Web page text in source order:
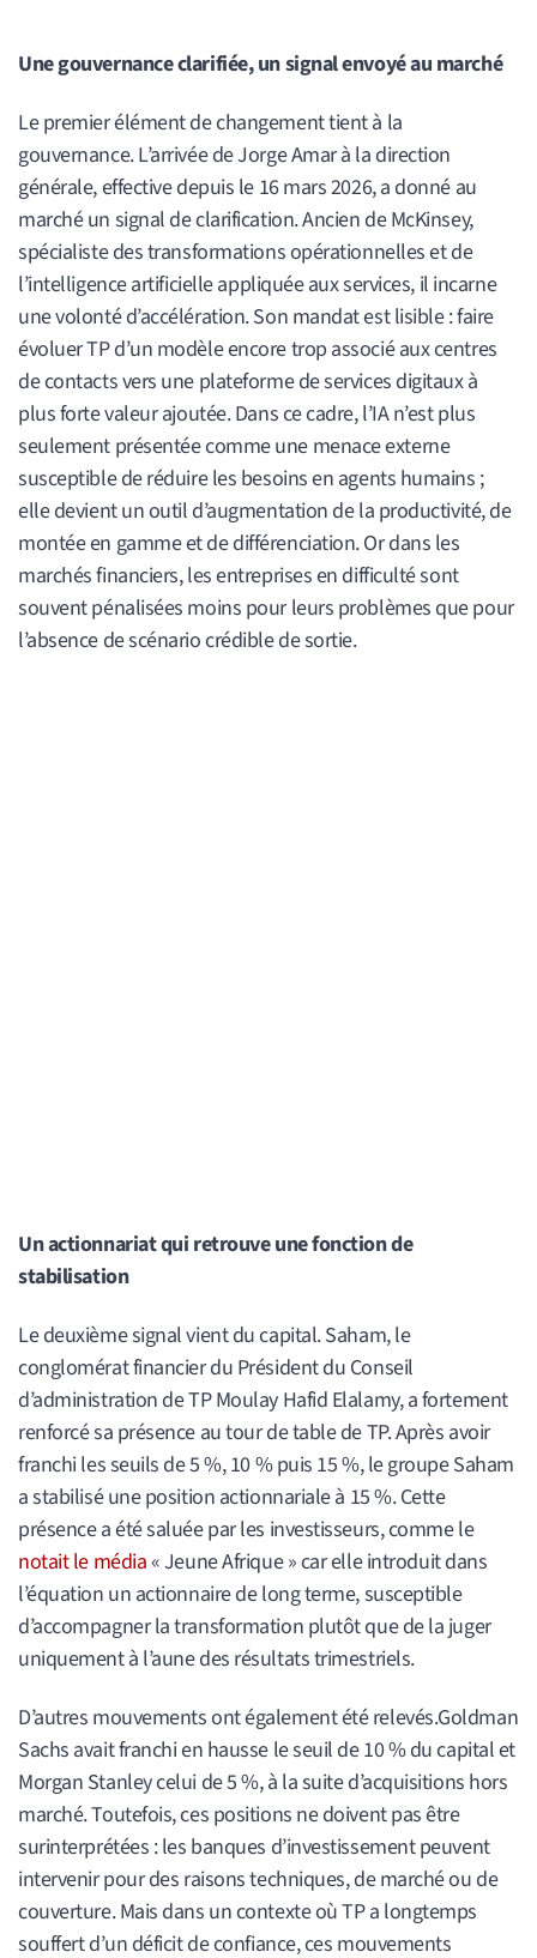
Une gouvernance clarifiée, un signal envoyé au marché
Le premier élément de changement tient à la
gouvernance. L’arrivée de Jorge Amar à la direction
générale, effective depuis le 16 mars 2026, a donné au
marché un signal de clarification. Ancien de McKinsey,
spécialiste des transformations opérationnelles et de
l’intelligence artificielle appliquée aux services, il incarne
une volonté d’accélération. Son mandat est lisible : faire
évoluer TP d’un modèle encore trop associé aux centres
de contacts vers une plateforme de services digitaux à
plus forte valeur ajoutée. Dans ce cadre, l’IA n’est plus
seulement présentée comme une menace externe
susceptible de réduire les besoins en agents humains ;
elle devient un outil d’augmentation de la productivité, de
montée en gamme et de différenciation. Or dans les
marchés financiers, les entreprises en difficulté sont
souvent pénalisées moins pour leurs problèmes que pour
l’absence de scénario crédible de sortie.
Un actionnariat qui retrouve une fonction de
stabilisation
Le deuxième signal vient du capital. Saham, le
conglomérat financier du Président du Conseil
d’administration de TP Moulay Hafid Elalamy, a fortement
renforcé sa présence au tour de table de TP. Après avoir
franchi les seuils de 5 %, 10 % puis 15 %, le groupe Saham
a stabilisé une position actionnariale à 15 %. Cette
présence a été saluée par les investisseurs, comme le
notait le média« Jeune Afrique » car elle introduit dans
l’équation un actionnaire de long terme, susceptible
d’accompagner la transformation plutôt que de la juger
uniquement à l’aune des résultats trimestriels.
D’autres mouvements ont également été relevés.Goldman
Sachs avait franchi en hausse le seuil de 10 % du capital et
Morgan Stanley celui de 5 %, à la suite d’acquisitions hors
marché. Toutefois, ces positions ne doivent pas être
surinterprétées : les banques d’investissement peuvent
intervenir pour des raisons techniques, de marché ou de
couverture. Mais dans un contexte où TP a longtemps
souffert d’un déficit de confiance, ces mouvements